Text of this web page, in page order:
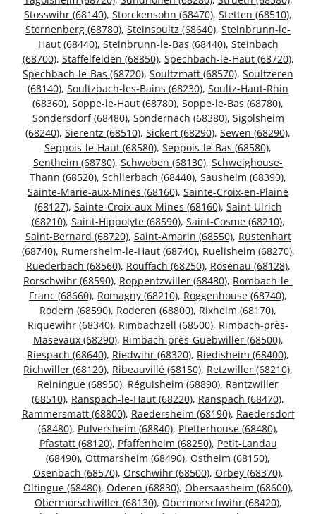
Stosswihr (68140), Storckensohn (68470), Stetten (68510),
Sternenberg (68780), Steinsoultz (68640), Steinbrunn-le-
Haut (68440), Steinbrunn-le-Bas (68440), Steinbach
(68700), Staffelfelden (68850), Spechbach-le-Haut (68720),
Spechbach-le-Bas (68720), Soultzmatt (68570), Soultzeren
(68140), Soultzbach-les-Bains (68230), Soultz-Haut-Rhin
(68360), Soppe-le-Haut (68780), Soppe-le-Bas (68780),
Sondersdorf (68480), Sondernach (68380), Sigolsheim
(68240), Sierentz (68510), Sickert (68290), Sewen (68290),
Seppois-le-Haut (68580), Seppois-le-Bas (68580),
Sentheim (68780), Schwoben (68130), Schweighouse-
Thann (68520), Schlierbach (68440), Sausheim (68390),
Sainte-Marie-aux-Mines (68160), Sainte-Croix-en-Plaine
(68127), Sainte-Croix-aux-Mines (68160), Saint-Ulrich
(68210), Saint-Hippolyte (68590), Saint-Cosme (68210),
Saint-Bernard (68720), Saint-Amarin (68550), Rustenhart
(68740), Rumersheim-le-Haut (68740), Ruelisheim (68270),
Ruederbach (68560), Rouffach (68250), Rosenau (68128),
Rorschwihr (68590), Roppentzwiller (68480), Rombach-le-
Franc (68660), Romagny (68210), Roggenhouse (68740),
Rodern (68590), Roderen (68800), Rixheim (68170),
Riquewihr (68340), Rimbachzell (68500), Rimbach-près-
Masevaux (68290), Rimbach-près-Guebwiller (68500),
Riespach (68640), Riedwihr (68320), Riedisheim (68400),
Richwiller (68120), Ribeauvillé (68150), Retzwiller (68210),
Reiningue (68950), Réguisheim (68890), Rantzwiller
(68510), Ranspach-le-Haut (68220), Ranspach (68470),
Rammersmatt (68800), Raedersheim (68190), Raedersdorf
(68480), Pulversheim (68840), Pfetterhouse (68480),
Pfastatt (68120), Pfaffenheim (68250), Petit-Landau
(68490), Ottmarsheim (68490), Ostheim (68150),
Osenbach (68570), Orschwihr (68500), Orbey (68370),
Oltingue (68480), Oderen (68830), Obersaasheim (68600),
Obermorschwiller (68130), Obermorschwihr (68420),